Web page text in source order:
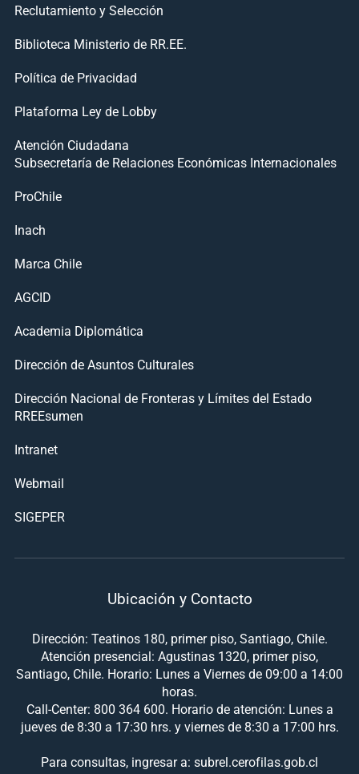
Reclutamiento y Selección
Biblioteca Ministerio de RR.EE.
Política de Privacidad
Plataforma Ley de Lobby
Atención Ciudadana
Subsecretaría de Relaciones Económicas Internacionales
ProChile
Inach
Marca Chile
AGCID
Academia Diplomática
Dirección de Asuntos Culturales
Dirección Nacional de Fronteras y Límites del Estado
RREEsumen
Intranet
Webmail
SIGEPER
Ubicación y Contacto
Dirección: Teatinos 180, primer piso, Santiago, Chile.
Atención presencial: Agustinas 1320, primer piso,
Santiago, Chile. Horario: Lunes a Viernes de 09:00 a 14:00
horas.
Call-Center: 800 364 600. Horario de atención: Lunes a
jueves de 8:30 a 17:30 hrs. y viernes de 8:30 a 17:00 hrs.
Para consultas, ingresar a: subrel.cerofilas.gob.cl